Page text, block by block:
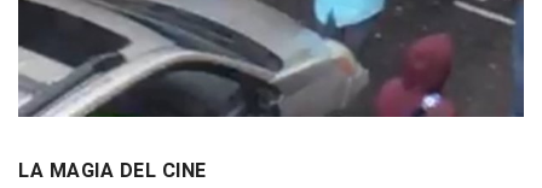
LA MAGIA DEL CINE